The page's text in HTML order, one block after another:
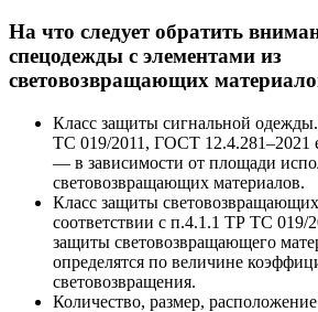
На что следует обратить
спецодежды с элементами из
световозвращающих
Класс защиты сигнальной
ТС 019/2011, ГОСТ 12.4.281–2021
— в зависимости от площади
световозвращающих материалов.
Класс защиты
соответствии с п.4.1.1 ТР ТС 019/
защиты световозвращающего
определятся по величине
световозвращения.
Количество, размер,